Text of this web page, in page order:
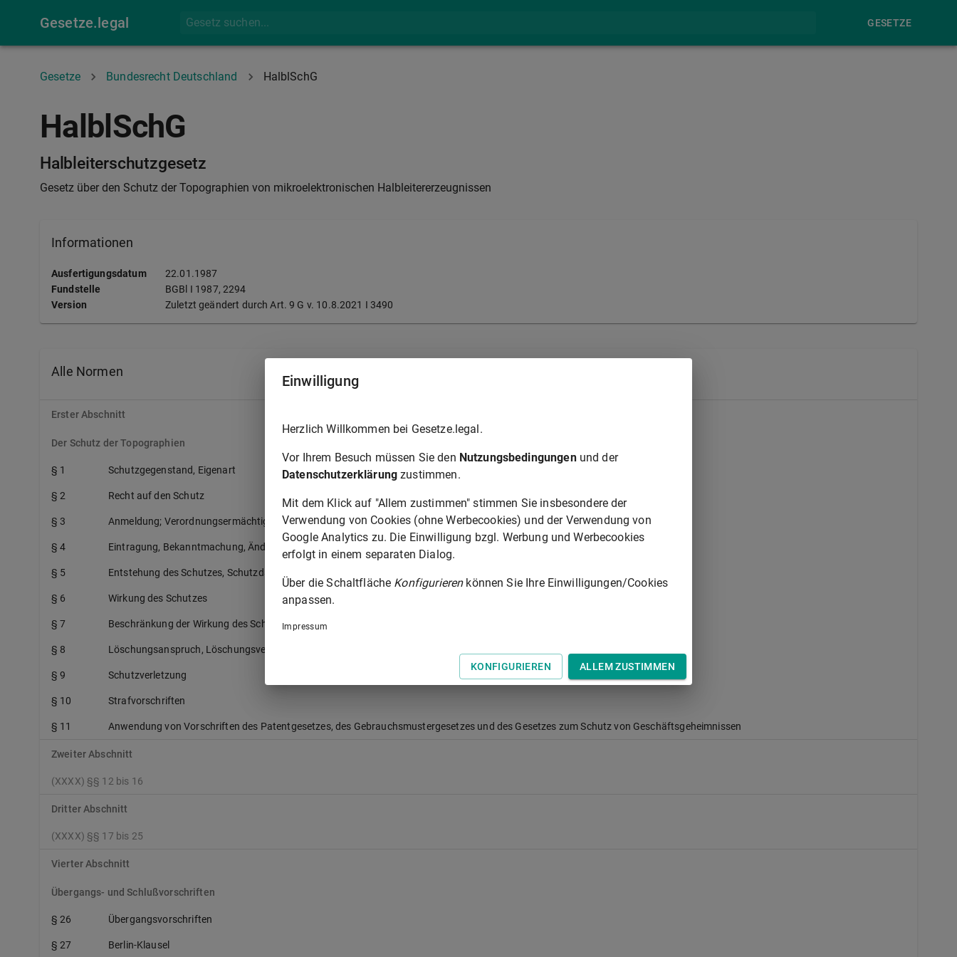
Gesetze.legal GESETZE
Gesetze Bundesrecht Deutschland HalblSchG
HalblSchG
Halbleiterschutzgesetz
Gesetz über den Schutz der Topographien von mikroelektronischen Halbleitererzeugnissen
Informationen
Ausfertigungsdatum
22.01.1987
Fundstelle
BGBl I 1987, 2294
Version
Zuletzt geändert durch Art. 9 G v. 10.8.2021 I 3490
Alle Normen
Erster Abschnitt
Der Schutz der Topographien
§ 1 Schutzgegenstand, Eigenart
§ 2 Recht auf den Schutz
§ 3 Anmeldung; Verordnungsermächtigung
§ 4 Eintragung, Bekanntmachung, Änderungen
§ 5 Entstehung des Schutzes, Schutzdauer
§ 6 Wirkung des Schutzes
§ 7 Beschränkung der Wirkung des Schutzes
§ 8 Löschungsanspruch, Löschungsverfahren
§ 9 Schutzverletzung
§ 10 Strafvorschriften
§ 11 Anwendung von Vorschriften des Patentgesetzes, des Gebrauchsmustergesetzes und des Gesetzes zum Schutz von Geschäftsgeheimnissen
Zweiter Abschnitt
(XXXX) §§ 12 bis 16
Dritter Abschnitt
(XXXX) §§ 17 bis 25
Vierter Abschnitt
Übergangs- und Schlußvorschriften
§ 26 Übergangsvorschriften
§ 27 Berlin-Klausel
Einwilligung
Herzlich Willkommen bei Gesetze.legal.
Vor Ihrem Besuch müssen Sie den Nutzungsbedingungenund der
Datenschutzerklärung zustimmen.
Mit dem Klick auf "Allem zustimmen" stimmen Sie insbesondere der
Verwendung von Cookies (ohne Werbecookies) und der Verwendung von
Google Analytics zu. Die Einwilligung bzgl. Werbung und Werbecookies
erfolgt in einem separaten Dialog.
Über die Schaltfläche Konfigurierenkönnen Sie Ihre Einwilligungen/Cookies
anpassen.
Impressum
KONFIGURIEREN ALLEM ZUSTIMMEN